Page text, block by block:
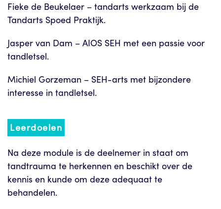
Fieke de Beukelaer – tandarts werkzaam bij de
Tandarts Spoed Praktijk.
Jasper van Dam – AIOS SEH met een passie voor
tandletsel.
Michiel Gorzeman – SEH-arts met bijzondere
interesse in tandletsel.
Leerdoelen
Na deze module is de deelnemer in staat om
tandtrauma te herkennen en beschikt over de
kennis en kunde om deze adequaat te
behandelen.